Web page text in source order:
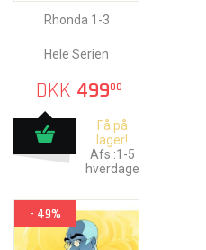
Rhonda 1-3
Hele Serien
DKK 49900
Få på
lager!
Afs.:1-5
hverdage
- 49%